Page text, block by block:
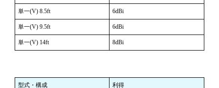
単一(V) 8.5ft 6dBi
単一(V) 9.5ft 6dBi
単一(V) 14ft 8dBi
型式・構成 利得